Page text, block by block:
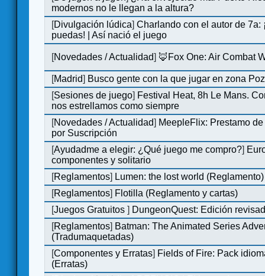
modernos no le llegan a la altura?
[Divulgación lúdica]Charlando con el autor de 7a:
puedas! | Así nació el juego
[Novedades / Actualidad] 🦊Fox One: Air Combat
[Madrid] Busco gente con la que jugar en zona
[Sesiones de juego] Festival Heat, 8h Le Mans.
nos estrellamos como siempre
[Novedades / Actualidad] MeepleFlix: Prestamo
por Suscripción
[Ayudadme a elegir: ¿Qué juego me compro?]
componentes y solitario
[Reglamentos] Lumen: the lost world (Reglamento)
[Reglamentos] Flotilla (Reglamento y cartas)
[Juegos Gratuitos] DungeonQuest: Edición
[Reglamentos] Batman: The Animated Series
(Tradumaquetadas)
[Componentes y Erratas] Fields of Fire: Pack
(Erratas)